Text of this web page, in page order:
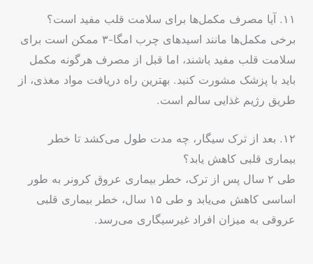
۱۱. آیا مصرف مکمل‌ها برای سلامت قلب مفید است؟
برخی مکمل‌ها مانند اسیدهای چرب امگا-۳ ممکن است برای
سلامت قلب مفید باشند، اما قبل از مصرف هرگونه مکمل
باید با پزشک مشورت کنید. بهترین راه دریافت مواد مغذی، از
طریق رژیم غذایی سالم است.
۱۲. بعد از ترک سیگار، چه مدت طول می‌کشد تا خطر
بیماری قلبی کاهش یابد؟
طی ۲ سال پس از ترک، خطر بیماری عروق کرونر به طور
اساسی کاهش می‌یابد و طی ۱۵ سال، خطر بیماری قلبی
عروقی به میزان افراد غیرسیگاری می‌رسد.